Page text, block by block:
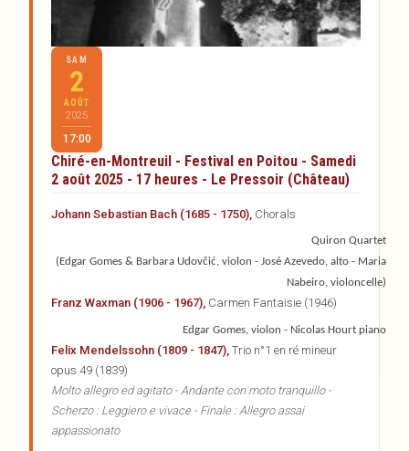
SAM
2
AOÛT
2025
17:00
Chiré-en-Montreuil - Festival en Poitou - Samedi
2 août 2025 - 17 heures - Le Pressoir (Château)
Johann Sebastian Bach (1685 - 1750), Chorals
Quiron Quartet
(Edgar Gomes & Barbara Udovčić, violon - José Azevedo, alto - Maria
Nabeiro, violoncelle)
Franz Waxman (1906 - 1967), Carmen Fantaisie (1946)
Edgar Gomes, violon - Nicolas Hourt piano
Felix Mendelssohn (1809 - 1847), Trio n°1 en ré mineur
opus 49 (1839)
Molto allegro ed agitato - Andante con moto tranquillo -
Scherzo : Leggiero e vivace - Finale : Allegro assai
appassionato